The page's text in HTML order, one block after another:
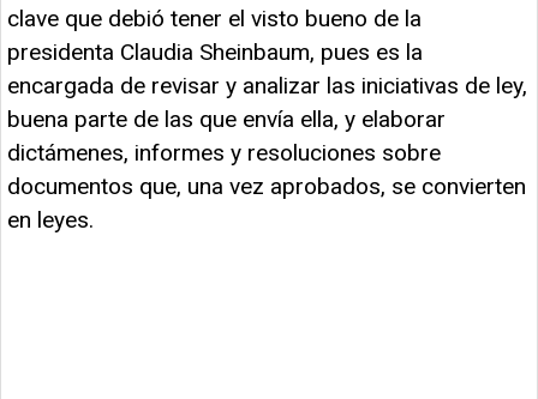
clave que debió tener el visto bueno de la
presidenta Claudia Sheinbaum, pues es la
encargada de revisar y analizar las iniciativas de ley,
buena parte de las que envía ella, y elaborar
dictámenes, informes y resoluciones sobre
documentos que, una vez aprobados, se convierten
en leyes.